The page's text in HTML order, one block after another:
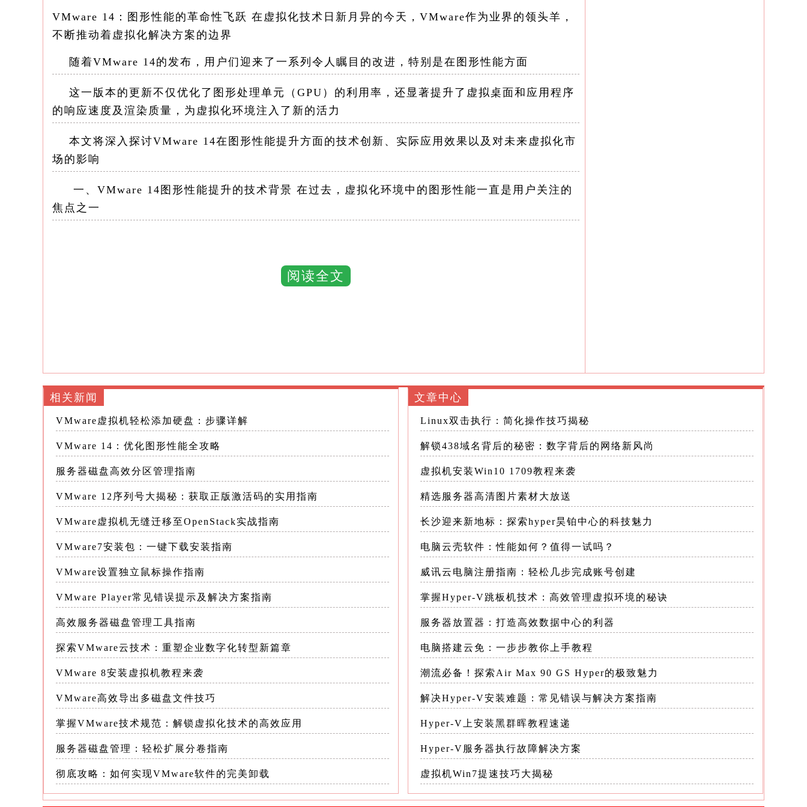
VMware 14：图形性能的革命性飞跃 在虚拟化技术日新月异的今天，VMware作为业界的领头羊，
不断推动着虚拟化解决方案的边界
随着VMware 14的发布，用户们迎来了一系列令人瞩目的改进，特别是在图形性能方面
这一版本的更新不仅优化了图形处理单元（GPU）的利用率，还显著提升了虚拟桌面和应用程序
的响应速度及渲染质量，为虚拟化环境注入了新的活力
本文将深入探讨VMware 14在图形性能提升方面的技术创新、实际应用效果以及对未来虚拟化市
场的影响
一、VMware 14图形性能提升的技术背景 在过去，虚拟化环境中的图形性能一直是用户关注的
焦点之一
VMware 14针对这些痛点，进行了全面而深入的技术革新
求极高的场景
而vSGA则通过优化资源池管理和图形命令调度，提高了多虚拟机共享GPU资源的效率，降低了
延迟，提升了整体图形处理能力
2.智能资源调度算法：VMware 14采用了更智能的资源调度算法，能够根据虚拟机的实际需求动
态调整CPU、内存和GPU资源的分配
体验
3.硬件加速支持：新版本还增强了对现代硬件加速特性的支持，包括DirectX、OpenGL和
Vulkan等图形API的优化，使得虚拟环境中的图形渲染更加高效，减少了CPU的负担，提升了帧率
和图像质量
二、VMware 14图形性能提升的实际应用效果 VMware 14的图形性能提升不仅体现在理论数据
的优化上，更在实际应用中展现出了强大的竞争力
1.设计行业：对于使用AutoCAD、SolidWorks等3D设计软件的设计师来说，VMware 14带来的
图形性能提升意味着更短的渲染时间、更流畅的操作体验
设计师可以在虚拟环境中进行复杂的设计操作，无需担心卡顿或延迟，极大地提高了工作效率
2.媒体与娱乐：在视频编辑领域，Adobe Premiere Pro、DaVinci Resolve等软件对图形性能有
着极高的要求
VMware 14通过优化GPU虚拟化，使得这些软件在虚拟环境中也能实现快速预览、实时特效渲
阅读全文
相关新闻
VMware虚拟机轻松添加硬盘：步骤详解
VMware 14：优化图形性能全攻略
服务器磁盘高效分区管理指南
VMware 12序列号大揭秘：获取正版激活码的实用指南
VMware虚拟机无缝迁移至OpenStack实战指南
VMware7安装包：一键下载安装指南
VMware设置独立鼠标操作指南
VMware Player常见错误提示及解决方案指南
高效服务器磁盘管理工具指南
探索VMware云技术：重塑企业数字化转型新篇章
VMware 8安装虚拟机教程来袭
VMware高效导出多磁盘文件技巧
掌握VMware技术规范：解锁虚拟化技术的高效应用
服务器磁盘管理：轻松扩展分卷指南
彻底攻略：如何实现VMware软件的完美卸载
文章中心
Linux双击执行：简化操作技巧揭秘
解锁438域名背后的秘密：数字背后的网络新风尚
虚拟机安装Win10 1709教程来袭
精选服务器高清图片素材大放送
长沙迎来新地标：探索hyper昊铂中心的科技魅力
电脑云壳软件：性能如何？值得一试吗？
威讯云电脑注册指南：轻松几步完成账号创建
掌握Hyper-V跳板机技术：高效管理虚拟环境的秘诀
服务器放置器：打造高效数据中心的利器
电脑搭建云免：一步步教你上手教程
潮流必备！探索Air Max 90 GS Hyper的极致魅力
解决Hyper-V安装难题：常见错误与解决方案指南
Hyper-V上安装黑群晖教程速递
Hyper-V服务器执行故障解决方案
虚拟机Win7提速技巧大揭秘